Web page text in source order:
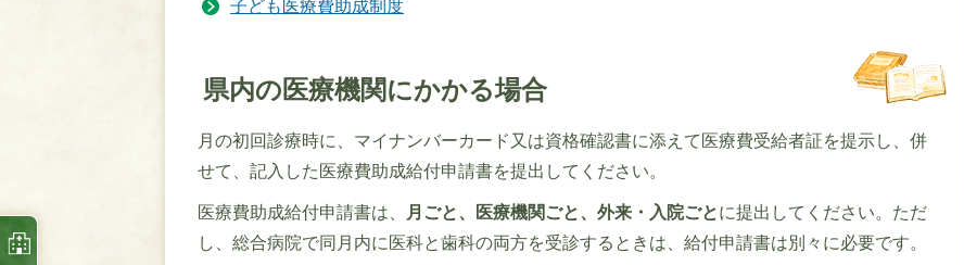
子ども医療費助成制度
県内の医療機関にかかる場合
月の初回診療時に、マイナンバーカード又は資格確認書に添えて医療費受給者証を提示し、併
せて、記入した医療費助成給付申請書を提出してください。
医療費助成給付申請書は、 月ごと、医療機関ごと、外来・入院ごとに提出してください。ただ
し、総合病院で同月内に医科と歯科の両方を受診するときは、給付申請書は別々に必要です。